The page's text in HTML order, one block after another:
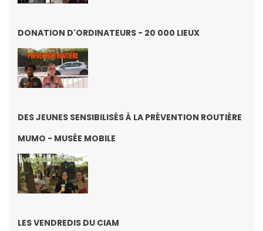
DONATION D'ORDINATEURS - 20 000 LIEUX
DES JEUNES SENSIBILISÉS À LA PRÉVENTION ROUTIÈRE
MUMO - MUSÉE MOBILE
LES VENDREDIS DU CIAM